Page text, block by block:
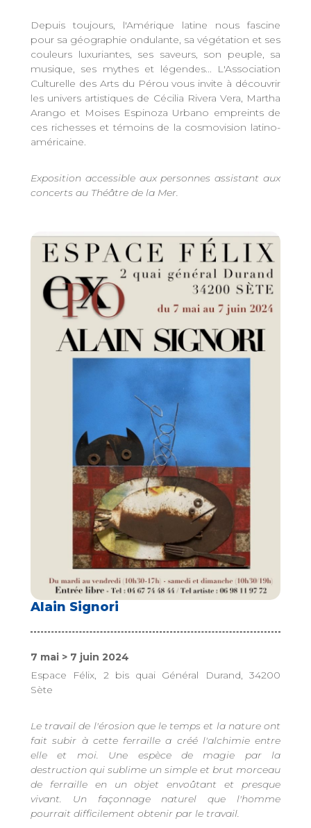
Depuis toujours, l'Amérique latine nous fascine
pour sa géographie ondulante, sa végétation et ses
couleurs luxuriantes, ses saveurs, son peuple, sa
musique, ses mythes et légendes... L'Association
Culturelle des Arts du Pérou vous invite à découvrir
les univers artistiques de Cécilia Rivera Vera, Martha
Arango et Moises Espinoza Urbano empreints de
ces richesses et témoins de la cosmovision latino-
américaine.
Exposition accessible aux personnes assistant aux
concerts au Théâtre de la Mer.
Alain Signori
7 mai > 7 juin 2024
Espace Félix, 2 bis quai Général Durand, 34200
Sète
Le travail de l'érosion que le temps et la nature ont
fait subir à cette ferraille a créé l'alchimie entre
elle et moi. Une espèce de magie par la
destruction qui sublime un simple et brut morceau
de ferraille en un objet envoûtant et presque
vivant. Un façonnage naturel que l'homme
pourrait difficilement obtenir par le travail.